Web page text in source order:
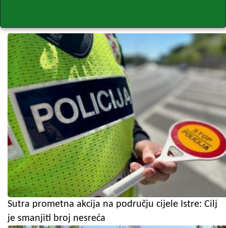
Sutra prometna akcija na području cijele Istre: Cilj
je smanjiti broj nesreća